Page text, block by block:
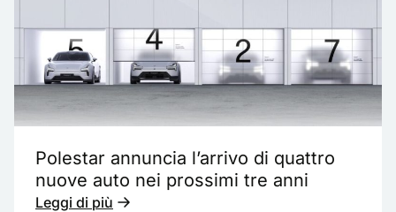
Polestar annuncia l’arrivo di quattro
nuove auto nei prossimi tre anni
Leggi di più